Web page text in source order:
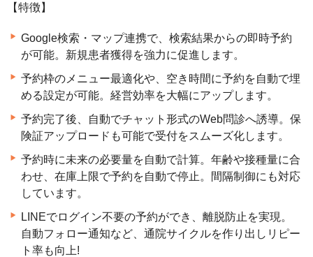
【特徴】
Google検索・マップ連携で、検索結果からの即時予約
が可能。新規患者獲得を強力に促進します。
予約枠のメニュー最適化や、空き時間に予約を自動で埋
める設定が可能。経営効率を大幅にアップします。
予約完了後、自動でチャット形式のWeb問診へ誘導。保
険証アップロードも可能で受付をスムーズ化します。
予約時に未来の必要量を自動で計算。年齢や接種量に合
わせ、在庫上限で予約を自動で停止。間隔制御にも対応
しています。
LINEでログイン不要の予約ができ、離脱防止を実現。
自動フォロー通知など、通院サイクルを作り出しリピー
ト率も向上!